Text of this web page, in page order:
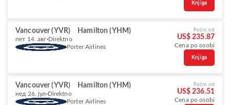
Knjiga
Vancouver (YVR) Hamilton (YHM)
пет 14. авг Direktno
Porter Airlines
Počni od
US$ 235.87
Cena po osobi
Knjiga
Vancouver (YVR) Hamilton (YHM)
нед 26. јул Direktno
Porter Airlines
Počni od
US$ 236.51
Cena po osobi